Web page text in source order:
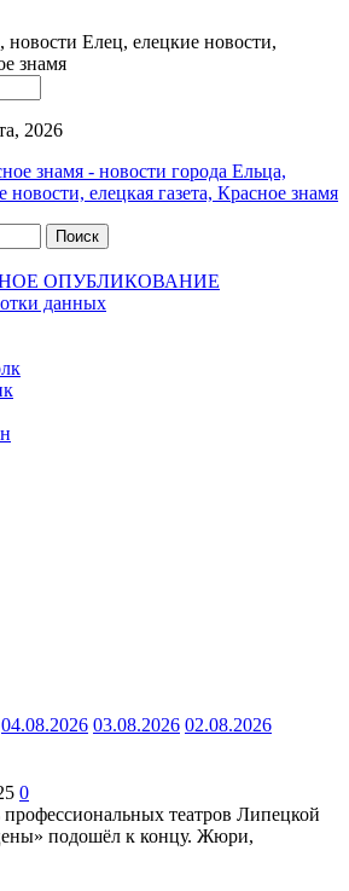
новости Елец, елецкие новости,
знамя
2026
знамя - новости города Ельца,
елецкая газета, Красное знамя
ОПУБЛИКОВАНИЕ
данных
04.08.2026 03.08.2026 02.08.2026
0
театров Липецкой
подошёл к концу. Жюри,